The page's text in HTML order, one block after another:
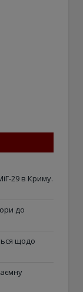
29 в Криму.
до
щодо